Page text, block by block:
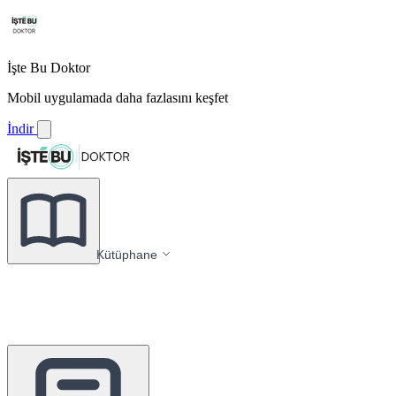
İşte Bu Doktor
Mobil uygulamada daha fazlasını keşfet
İndir
Kütüphane